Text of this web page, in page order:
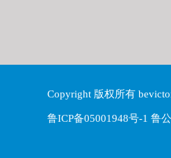
Copyright 版权所有
鲁ICP备05001948号-1 鲁